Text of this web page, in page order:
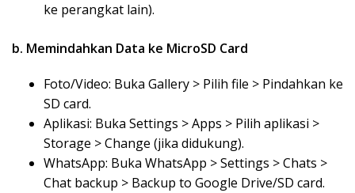
ke perangkat lain).
b. Memindahkan Data ke MicroSD Card
Foto/Video: Buka Gallery > Pilih file > Pindahkan ke
SD card.
Aplikasi: Buka Settings > Apps > Pilih aplikasi >
Storage > Change (jika didukung).
WhatsApp: Buka WhatsApp > Settings > Chats >
Chat backup > Backup to Google Drive/SD card.